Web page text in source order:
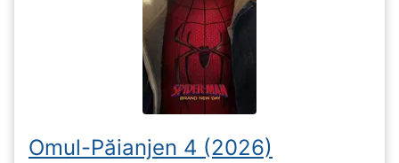
Omul-Păianjen 4 (2026)